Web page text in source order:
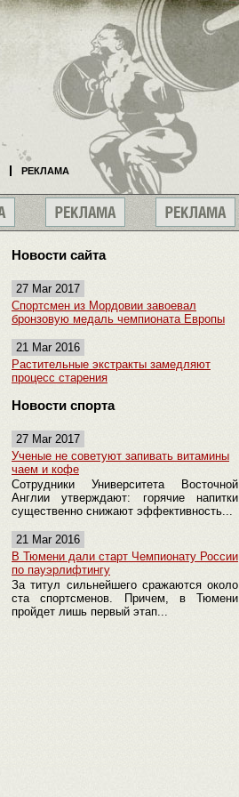
Новости сайта
27 Mar 2017
Спортсмен из Мордовии завоевал
бронзовую медаль чемпионата Европы
21 Mar 2016
Растительные экстракты замедляют
процесс старения
Новости спорта
27 Mar 2017
Ученые не советуют запивать витамины
чаем и кофе
Сотрудники Университета Восточной
Англии утверждают: горячие напитки
существенно снижают эффективность...
21 Mar 2016
В Тюмени дали старт Чемпионату России
по пауэрлифтингу
За титул сильнейшего сражаются около
ста спортсменов. Причем, в Тюмени
пройдет лишь первый этап...
РЕКЛАМА